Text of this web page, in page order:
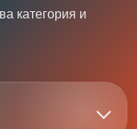
категория и